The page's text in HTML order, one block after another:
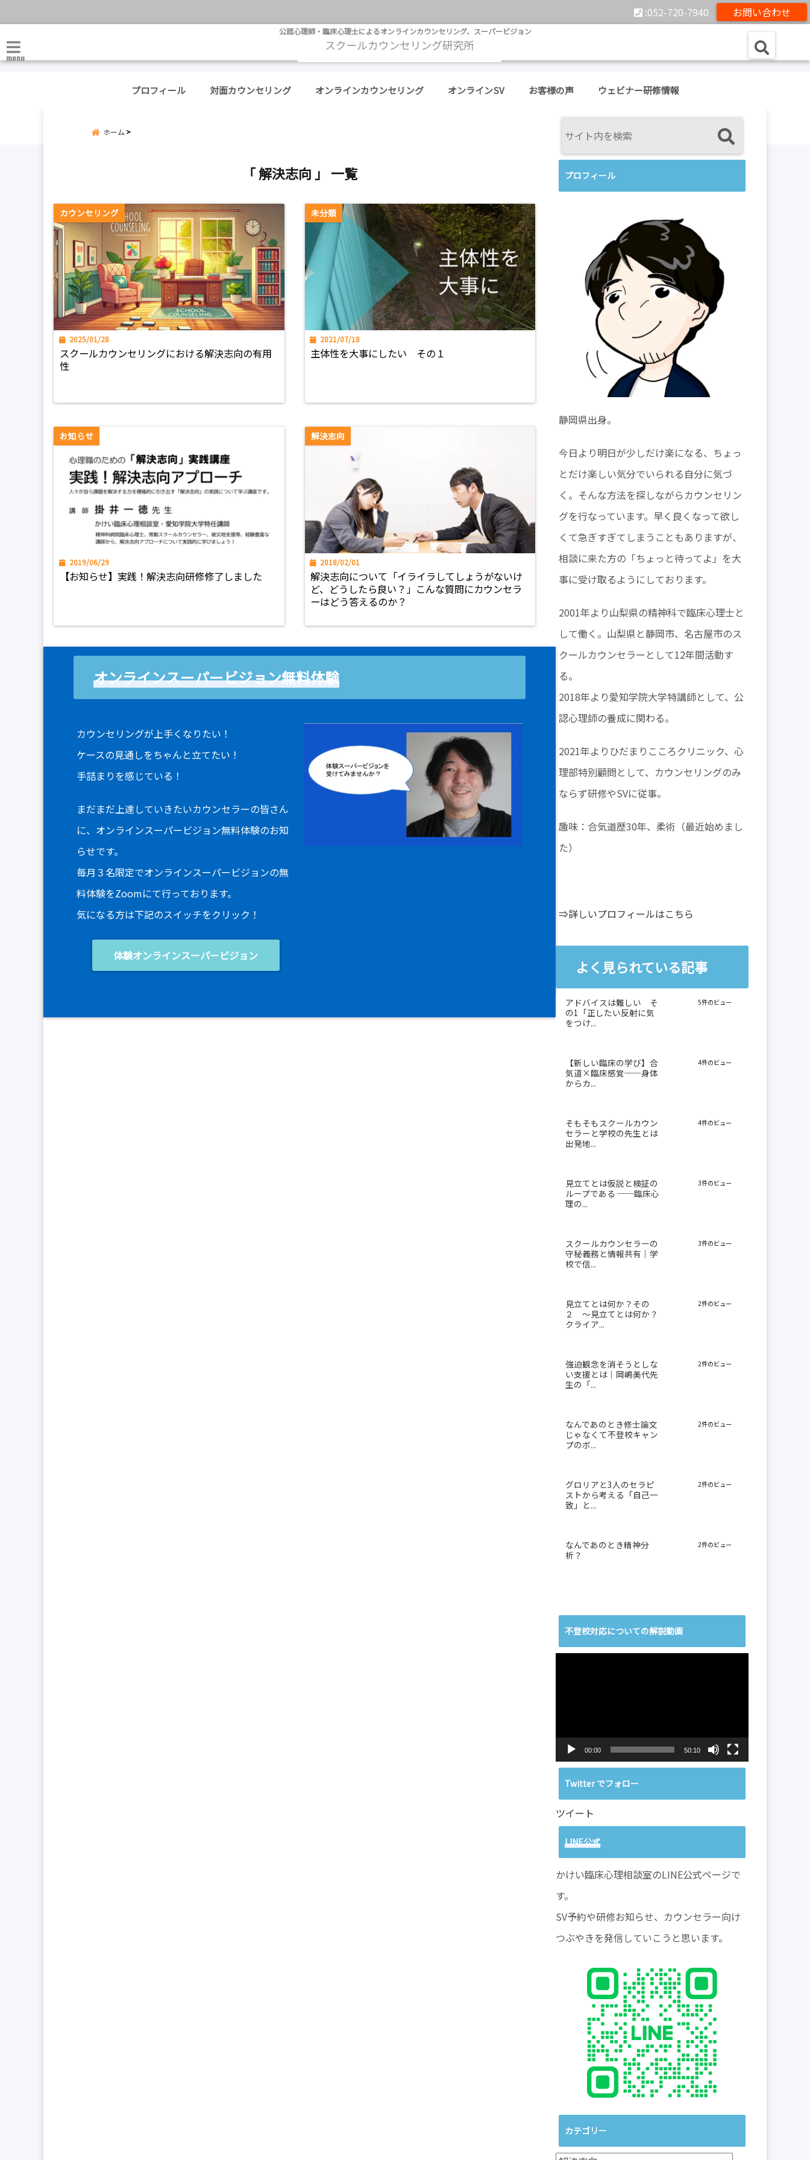
お問い合わせ
:052-720-7940
公認心理師・臨床心理士によるオンラインカウンセリング、スーパービジョン
menu
プロフィール 対面カウンセリング オンラインカウンセリング オンラインSV お客様の声 ウェビナー研修情報
ホーム
「 解決志向 」 一覧
カウンセリング
2025/01/28
スクールカウンセリングにおける解決志向の有用
性
未分類
2021/07/18
主体性を大事にしたい その１
お知らせ
2019/06/29
【お知らせ】実践！解決志向研修修了しました
解決志向
2018/02/01
解決志向について「イライラしてしょうがないけ
ど、どうしたら良い？」こんな質問にカウンセラ
ーはどう答えるのか？
オンラインスーパービジョン無料体験
カウンセリングが上手くなりたい！
ケースの見通しをちゃんと立てたい！
手詰まりを感じている！
まだまだ上達していきたいカウンセラーの皆さん
に、オンラインスーパービジョン無料体験のお知
らせです。
毎月３名限定でオンラインスーパービジョンの無
料体験をZoomにて行っております。
気になる方は下記のスイッチをクリック！
体験オンラインスーパービジョン
プロフィール
静岡県出身。
今日より明日が少しだけ楽になる、ちょっ
とだけ楽しい気分でいられる自分に気づ
く。そんな方法を探しながらカウンセリン
グを行なっています。早く良くなって欲し
くて急ぎすぎてしまうこともありますが、
相談に来た方の「ちょっと待ってよ」を大
事に受け取るようにしております。
2001年より山梨県の精神科で臨床心理士と
して働く。山梨県と静岡市、名古屋市のス
クールカウンセラーとして12年間活動す
る。
2018年より愛知学院大学特講師として、公
認心理師の養成に関わる。
2021年よりひだまりこころクリニック、心
理部特別顧問として、カウンセリングのみ
ならず研修やSVに従事。
趣味：合気道歴30年、柔術（最近始めまし
た）
⇒詳しいプロフィールはこちら
よく見られている記事
アドバイスは難しい そ
の1「正したい反射に気
をつけ...
5件のビュー
【新しい臨床の学び】合
気道×臨床感覚──身体
からカ...
4件のビュー
そもそもスクールカウン
セラーと学校の先生とは
出発地...
4件のビュー
見立てとは仮説と検証の
ループである ──臨床心
理の...
3件のビュー
スクールカウンセラーの
守秘義務と情報共有｜学
校で信...
3件のビュー
見立てとは何か？その
２ 〜見立てとは何か？
クライア...
2件のビュー
強迫観念を消そうとしな
い支援とは｜岡嶋美代先
生の「...
2件のビュー
なんであのとき修士論文
じゃなくて不登校キャン
プのボ...
2件のビュー
グロリアと3人のセラピ
ストから考える「自己一
致」と...
2件のビュー
なんであのとき精神分
析？
2件のビュー
不登校対応についての解説動画
00:00 50:10
Twitter でフォロー
ツイート
LINE公式
かけい臨床心理相談室のLINE公式ページで
す。
SV予約や研修お知らせ、カウンセラー向け
つぶやきを発信していこうと思います。
カテゴリー